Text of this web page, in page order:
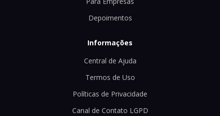
Depoimentos
Informações
Central de Ajuda
Termos de Uso
Políticas de Privacidade
Canal de Contato LGPD